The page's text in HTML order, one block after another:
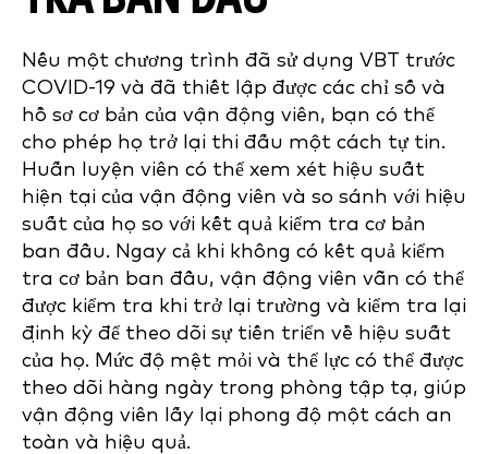
Nếu một chương trình đã sử dụng VBT trước
COVID-19 và đã thiết lập được các chỉ số và
hồ sơ cơ bản của vận động viên, bạn có thể
cho phép họ trở lại thi đấu một cách tự tin.
Huấn luyện viên có thể xem xét hiệu suất
hiện tại của vận động viên và so sánh với hiệu
suất của họ so với kết quả kiểm tra cơ bản
ban đầu. Ngay cả khi không có kết quả kiểm
tra cơ bản ban đầu, vận động viên vẫn có thể
được kiểm tra khi trở lại trường và kiểm tra lại
định kỳ để theo dõi sự tiến triển về hiệu suất
của họ. Mức độ mệt mỏi và thể lực có thể được
theo dõi hàng ngày trong phòng tập tạ, giúp
vận động viên lấy lại phong độ một cách an
toàn và hiệu quả.